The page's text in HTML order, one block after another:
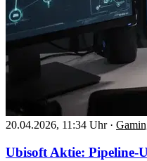
20.04.2026, 11:34 Uhr ·
Ubisoft Aktie: Pipeline-